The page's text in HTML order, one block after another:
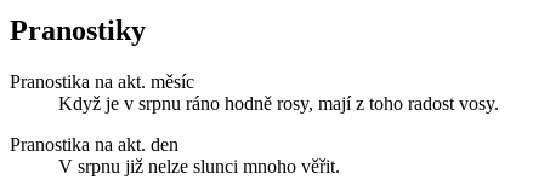
Pranostiky
Pranostika na akt. měsíc
Když je v srpnu ráno hodně rosy, mají z toho radost vosy.
Pranostika na akt. den
V srpnu již nelze slunci mnoho věřit.